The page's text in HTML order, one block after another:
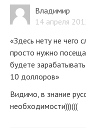
Владимир
14 апреля
«Здесь нету не чего
просто нужно
будете
10 доллоров»
Видимо, в знание
необходимости)))(((